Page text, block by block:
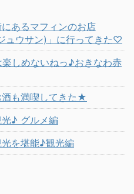
あるマフィンのお店
ュウサン)」に行ってきた♡
しめないねっ♪おきなわ赤
酒も満喫してきた★
♪ グルメ編
を堪能♪観光編